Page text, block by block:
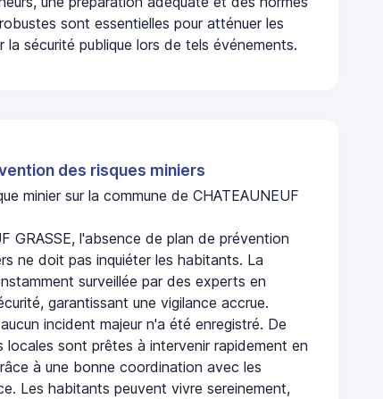
sont essentielles pour atténuer les
la sécurité publique lors de tels événements.
des risques miniers
minier sur la commune de CHATEAUNEUF
GRASSE, l'absence de plan de prévention
ne doit pas inquiéter les habitants. La
surveillée par des experts en
garantissant une vigilance accrue.
incident majeur n'a été enregistré. De
locales sont prêtes à intervenir rapidement en
à une bonne coordination avec les
Les habitants peuvent vivre sereinement,